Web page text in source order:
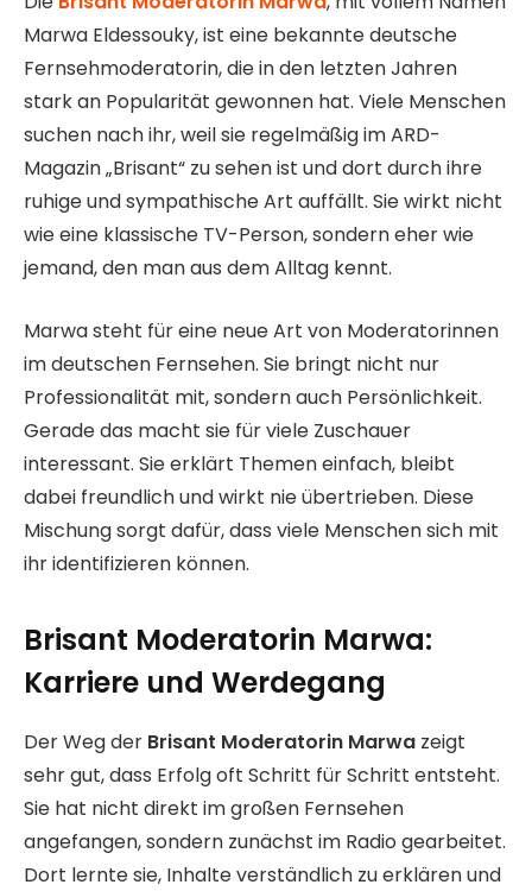
Marwa Eldessouky, ist eine bekannte deutsche
Fernsehmoderatorin, die in den letzten Jahren
stark an Popularität gewonnen hat. Viele Menschen
suchen nach ihr, weil sie regelmäßig im ARD-
Magazin „Brisant“ zu sehen ist und dort durch ihre
ruhige und sympathische Art auffällt. Sie wirkt nicht
wie eine klassische TV-Person, sondern eher wie
jemand, den man aus dem Alltag kennt.
Marwa steht für eine neue Art von Moderatorinnen
im deutschen Fernsehen. Sie bringt nicht nur
Professionalität mit, sondern auch Persönlichkeit.
Gerade das macht sie für viele Zuschauer
interessant. Sie erklärt Themen einfach, bleibt
dabei freundlich und wirkt nie übertrieben. Diese
Mischung sorgt dafür, dass viele Menschen sich mit
ihr identifizieren können.
Brisant Moderatorin Marwa:
Karriere und Werdegang
Der Weg der Brisant Moderatorin Marwa zeigt
sehr gut, dass Erfolg oft Schritt für Schritt entsteht.
Sie hat nicht direkt im großen Fernsehen
angefangen, sondern zunächst im Radio gearbeitet.
Dort lernte sie, Inhalte verständlich zu erklären und